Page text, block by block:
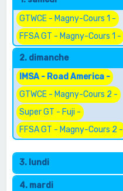
GTWCE - Magny-Cours 1 -
FFSA GT - Magny-Cours 1 -
2. dimanche
IMSA - Road America -
GTWCE - Magny-Cours 2 -
Super GT - Fuji -
FFSA GT - Magny-Cours 2 -
3. lundi
4. mardi